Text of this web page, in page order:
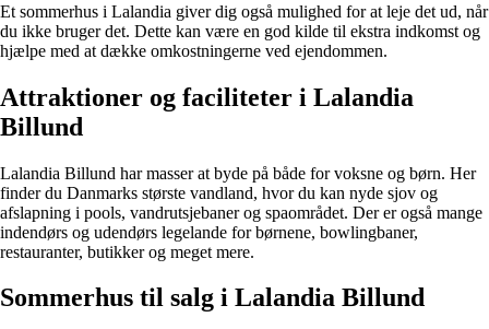
Et sommerhus i Lalandia giver dig også mulighed for at leje det ud, når
du ikke bruger det. Dette kan være en god kilde til ekstra indkomst og
hjælpe med at dække omkostningerne ved ejendommen.
Attraktioner og faciliteter i Lalandia
Billund
Lalandia Billund har masser at byde på både for voksne og børn. Her
finder du Danmarks største vandland, hvor du kan nyde sjov og
afslapning i pools, vandrutsjebaner og spaområdet. Der er også mange
indendørs og udendørs legelande for børnene, bowlingbaner,
restauranter, butikker og meget mere.
Sommerhus til salg i Lalandia Billund